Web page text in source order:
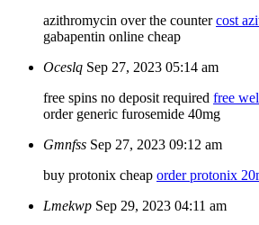
azithromycin over the countercost
gabapentin online cheap
Oceslq Sep 27, 2023 05:14 am
free spins no deposit required free
order generic furosemide 40mg
Gmnfss Sep 27, 2023 09:12 am
buy protonix cheap order protonix
Lmekwp Sep 29, 2023 04:11 am